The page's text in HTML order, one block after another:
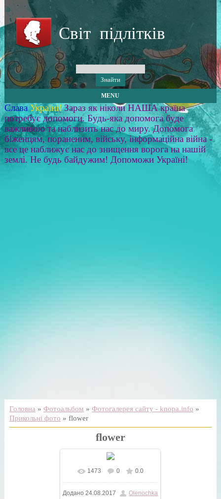
Світ підлітків
MENU
Слава Україні! Зараз як ніколи НАША країна
потребує допомоги. Будь-яка допомога буде
важливою та наблизить нас до миру. Допомога
біженцям, пораненим, війську, інформаційна війна -
все це наближує нас до знищення ворога на нашій
землі. Не будь байдужим! Допоможи Україні!
Головна » Фотоальбом » Фотогалерея сайту - knopa.info »
Прикольні фото » flower
flower
1473 0 0.0
Додано 24.08.2017 Olenochka